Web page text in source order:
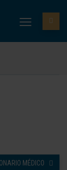
MÉDICO